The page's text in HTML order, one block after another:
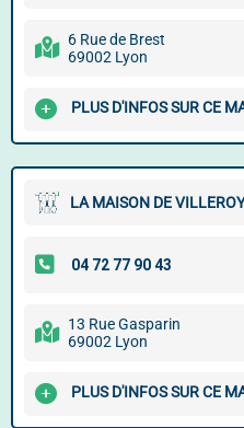
6 Rue de Brest
69002 Lyon
PLUS D'INFOS SUR CE
LA MAISON DE
13 Rue Gasparin
69002 Lyon
PLUS D'INFOS SUR CE